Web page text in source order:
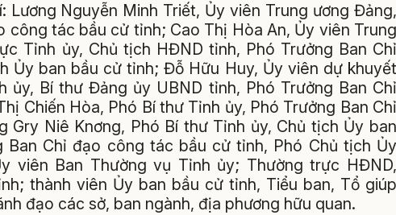
Lương Nguyễn Minh Triết, Ủy viên Trung ương Đảng,
công tác bầu cử tỉnh; Cao Thị Hòa An, Ủy viên Trung
Tỉnh ủy, Chủ tịch HĐND tỉnh, Phó Trưởng Ban Chỉ
Ủy ban bầu cử tỉnh; Đỗ Hữu Huy, Ủy viên dự khuyết
ủy, Bí thư Đảng ủy UBND tỉnh, Phó Trưởng Ban Chỉ
Chiến Hòa, Phó Bí thư Tỉnh ủy, Phó Trưởng Ban Chỉ
Gry Niê Knơng, Phó Bí thư Tỉnh ủy, Chủ tịch Ủy ban
Ban Chỉ đạo công tác bầu cử tỉnh, Phó Chủ tịch Ủy
viên Ban Thường vụ Tỉnh ủy; Thường trực HĐND,
thành viên Ủy ban bầu cử tỉnh, Tiểu ban, Tổ giúp
đạo các sở, ban ngành, địa phương hữu quan.